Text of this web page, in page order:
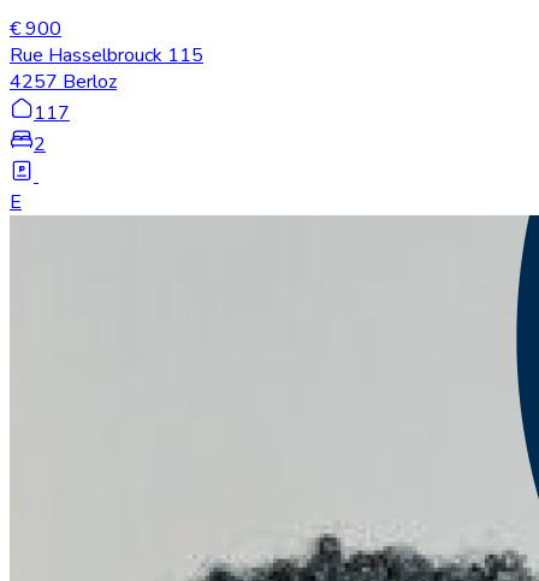
€ 900
Rue Hasselbrouck 115
4257 Berloz
117
2
E